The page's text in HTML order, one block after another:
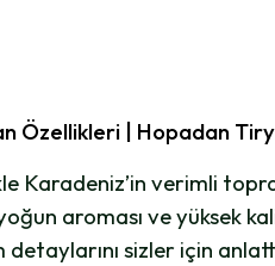
Özellikleri | Hopadan
Karadeniz’in verimli
aroması ve yüksek
sizler için